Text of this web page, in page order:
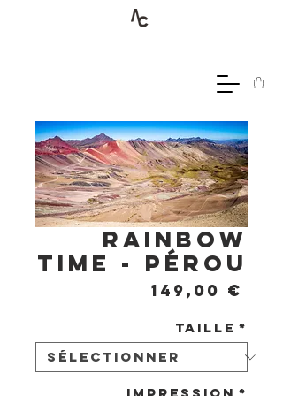
Rainbow
time - Pérou
149,00 €
Taille *